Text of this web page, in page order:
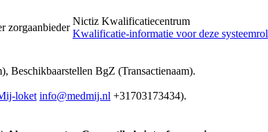
zorgaanbieder
Nictiz Kwalificatiecentrum
Kwalificatie-informatie voor deze systeemrol
Beschikbaarstellen BgZ (Transactienaam).
loket info@medmij.nl +31703173434).